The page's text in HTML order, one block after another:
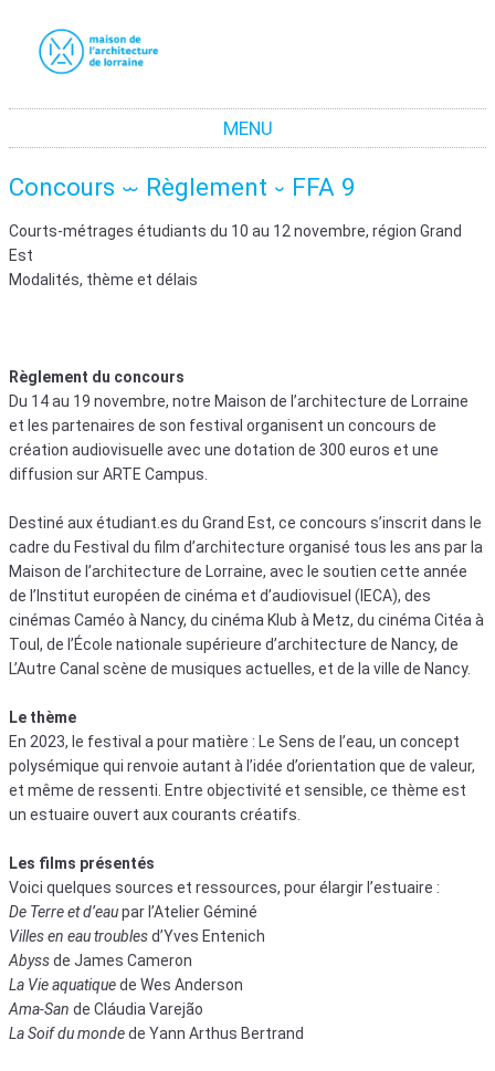
La maison de l'architecture de Lorraine
MENU
Concours ⏖ Règlement ⏑ FFA 9
Courts-métrages étudiants du 10 au 12 novembre, région Grand
Est
Modalités, thème et délais
Règlement du concours
Du 14 au 19 novembre, notre Maison de l’architecture de Lorraine
et les partenaires de son festival organisent un concours de
création audiovisuelle avec une dotation de 300 euros et une
diffusion sur ARTE Campus.
Destiné aux étudiant.es du Grand Est, ce concours s’inscrit dans le
cadre du Festival du film d’architecture organisé tous les ans par la
Maison de l’architecture de Lorraine, avec le soutien cette année
de l’Institut européen de cinéma et d’audiovisuel (IECA), des
cinémas Caméo à Nancy, du cinéma Klub à Metz, du cinéma Citéa à
Toul, de l’École nationale supérieure d’architecture de Nancy, de
L’Autre Canal scène de musiques actuelles, et de la ville de Nancy.
Le thème
En 2023, le festival a pour matière : Le Sens de l’eau, un concept
polysémique qui renvoie autant à l’idée d’orientation que de valeur,
et même de ressenti. Entre objectivité et sensible, ce thème est
un estuaire ouvert aux courants créatifs.
Les films présentés
Voici quelques sources et ressources, pour élargir l’estuaire :
De Terre et d’eaupar l’Atelier Géminé
Villes en eau troublesd’Yves Entenich
Abyssde James Cameron
La Vie aquatiquede Wes Anderson
Ama-San de Cláudia Varejão
La Soif du mondede Yann Arthus Bertrand